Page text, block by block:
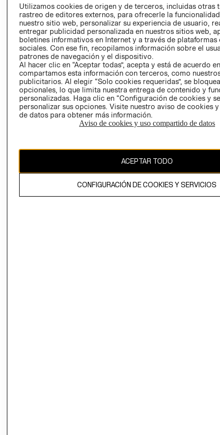
PRENSA
RELACIÓN CON
INVERSIONISTAS
POLÍTICA
EMPRESARIAL
- RETIRO EN
TIENDA
TÉRMINOS Y
CONDICIONES
AVISO DE
PRIVACIDAD
GIFT CARD
AVISO DE
CAMBIAR REGIÓN
Utilizamos cookies de origen y de terceros, incluidas otras
rastreo de editores externos, para ofrecerle la
nuestro sitio web, personalizar su experiencia de usuario,
entregar publicidad personalizada en nuestros sitios web,
boletines informativos en Internet y a través de plataformas
sociales. Con ese fin, recopilamos información sobre el
patrones de navegación y el dispositivo.
Al hacer clic en “Aceptar todas”, acepta y está de acuerdo
compartamos esta información con terceros, como
publicitarios. Al elegir “Solo cookies requeridas”, se
opcionales, lo que limita nuestra entrega de contenido y
personalizadas. Haga clic en “Configuración de cookies y
personalizar sus opciones. Visite nuestro aviso de cookies
de datos para obtener más información.
Aviso de cookies y uso compartido de datos
ACEPTAR TODO
CONFIGURACIÓN DE COOKIES Y SERVICIOS